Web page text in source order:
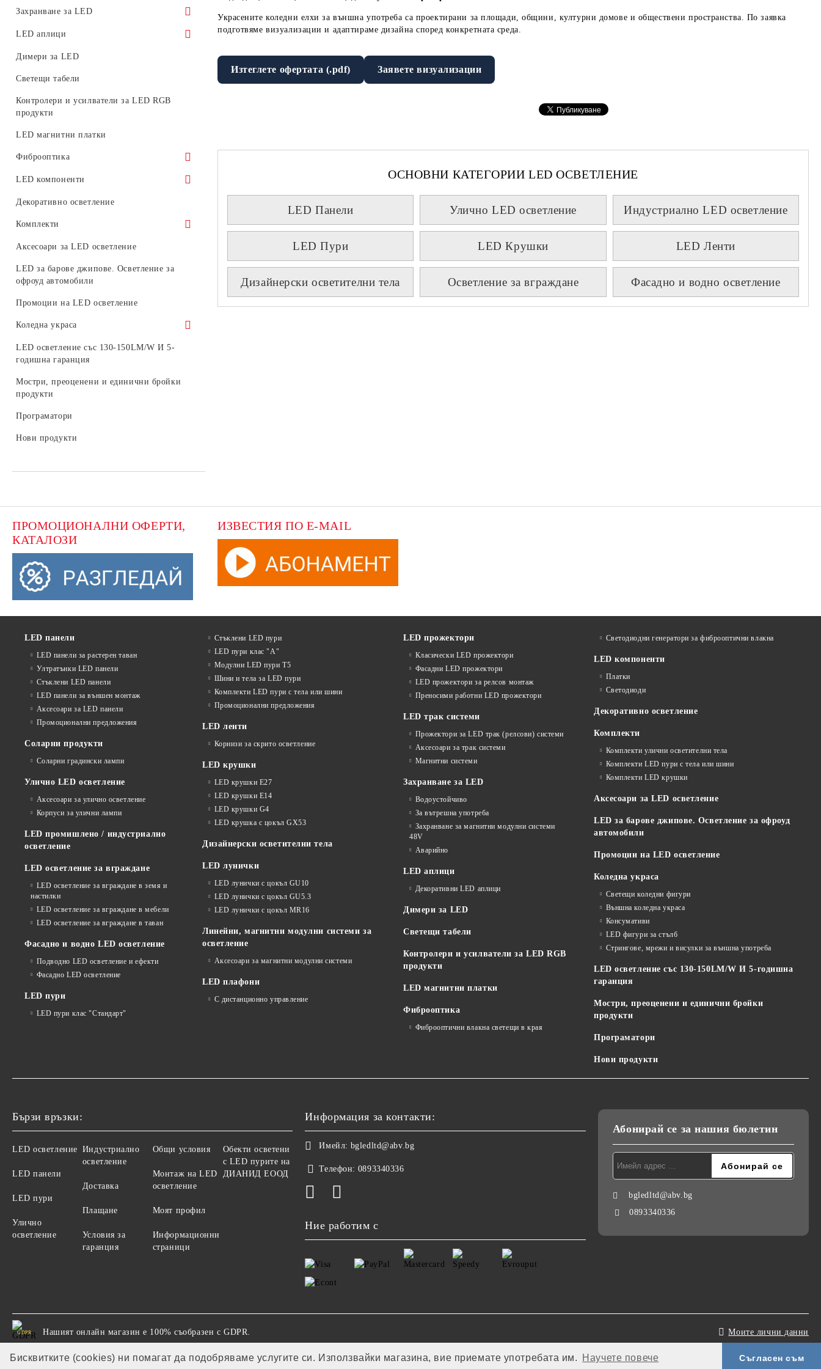
Бисквитките (cookies) ни помагат да подобряваме услугите си. Използвайки магазина, вие приемате употребата им. Научете повече Съгласен съм
Фасадни LED прожектори
LED прожектори за релсов монтаж
Преносими работни LED прожектори
Прожектори за LED трак (релсови)
Захранване за LED
Водоустойчиво
За вътрешна употреба
Захранване за магнитни модулни
Аварийно
LED аплици
Декоративни LED аплици
Димери за LED
Светещи табели
Контролери и усилватели за LED RGB
продукти
LED магнитни платки
Фиброоптика
Фиброоптични влакна светещи в края
Светодиодни генератори за
LED компоненти
Платки
Светодиоди
Декоративно осветление
Комплекти
Комплекти улични осветителни тела
Комплекти LED пури с тела или
шини
Комплекти LED крушки
Аксесоари за LED осветление
LED за барове джипове. Осветление за
офроуд автомобили
Промоции на LED осветление
Коледна украса
Светещи коледни фигури
Консумативи
LED фигури за стълб
Стрингове, мрежи и висулки за
LED осветление със 130-150LM/W И 5-
годишна гаранция
Мостри, преоценени и единични бройки
продукти
Програматори
Нови продукти
Украсенитеколедни елхи за външна употреба са проектирани заплощади, общини, културни домове и обществени пространства. По заявка
подготвямевизуализации и адаптираме дизайна според конкретната среда.
Изтеглете офертата (.pdf) Заявете визуализации
ОСНОВНИ КАТЕГОРИИ LED ОСВЕТЛЕНИЕ
LED Панели Улично LED осветление Индустриално LED осветление
LED Пури LED Крушки LED Ленти
Дизайнерски осветителни тела Осветление за вграждане Фасадно и водно осветление
ПРОМОЦИОНАЛНИ ОФЕРТИ,
КАТАЛОЗИ
ИЗВЕСТИЯ ПО E-MAIL
LED панели
LED панели за растерен таван
Ултратънки LED панели
Стъклени LED панели
LED панели за външен монтаж
Аксесоари за LED панели
Промоционални предложения
Соларни продукти
Соларни градински лампи
Улично LED осветление
Аксесоари за улично осветление
Корпуси за улични лампи
LED промишлено / индустриално
осветление
LED осветление за вграждане
LED осветление за вграждане в земя и
настилки
LED осветление за вграждане в мебели
LED осветление за вграждане в таван
Фасадно и водно LED осветление
Подводно LED осветление и ефекти
Фасадно LED осветление
LED пури
LED пури клас "Стандарт"
Стъклени LED пури
LED пури клас "А"
Модулни LED пури T5
Шини и тела за LED пури
Комплекти LED пури с тела или шини
Промоционални предложения
LED ленти
Корнизи за скрито осветление
LED крушки
LED крушки E27
LED крушки E14
LED крушки G4
LED крушка с цокъл GX53
Дизайнерски осветителни тела
LED лунички
LED лунички с цокъл GU10
LED лунички с цокъл GU5.3
LED лунички с цокъл MR16
Линейни, магнитни модулни системи за
осветление
Аксесоари за магнитни модулни системи
LED плафони
С дистанционно управление
LED прожектори
Класически LED прожектори
Фасадни LED прожектори
LED прожектори за релсов монтаж
Преносими работни LED прожектори
LED трак системи
Прожектори за LED трак (релсови) системи
Аксесоари за трак системи
Магнитни системи
Захранване за LED
Водоустойчиво
За вътрешна употреба
Захранване за магнитни модулни системи
48V
Аварийно
LED аплици
Декоративни LED аплици
Димери за LED
Светещи табели
Контролери и усилватели за LED RGB
продукти
LED магнитни платки
Фиброоптика
Фиброоптични влакна светещи в края
Светодиодни генератори за фиброоптични влакна
LED компоненти
Платки
Светодиоди
Декоративно осветление
Комплекти
Комплекти улични осветителни тела
Комплекти LED пури с тела или шини
Комплекти LED крушки
Аксесоари за LED осветление
LED за барове джипове. Осветление за офроуд
автомобили
Промоции на LED осветление
Коледна украса
Светещи коледни фигури
Външна коледна украса
Консумативи
LED фигури за стълб
Стрингове, мрежи и висулки за външна употреба
LED осветление със 130-150LM/W И 5-годишна
гаранция
Мостри, преоценени и единични бройки
продукти
Програматори
Нови продукти
Бързи връзки:
LED осветление
LED панели
LED пури
Улично
осветление
Индустриално
осветление
Доставка
Плащане
Условия за
гаранция
Общи условия
Монтаж на LED
осветление
Моят профил
Информационни
страници
Обекти осветени
с LED пурите на
ДИАНИД ЕООД
Информация за контакти:
Имейл: bgledltd@abv.bg
Телефон: 0893340336
Ние работим с
Абонирай се за нашия бюлетин
bgledltd@abv.bg
0893340336
GDPR Нашият онлайн магазин е 100% съобразен с GDPR. Моите лични данни
Онлайн магазин от SELITON